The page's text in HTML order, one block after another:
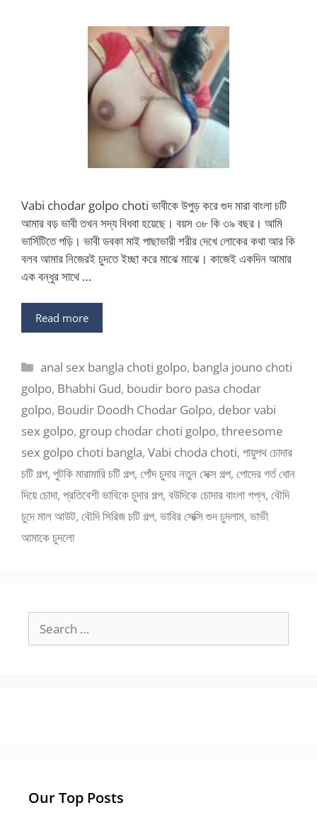
Vabi chodar golpo choti ভাবীকে উপুড় করে গুদ মারা বাংলা চটি
আমার বড় ভাবী তখন সদ্য বিধবা হয়েছে। বয়স ৩৮ কি ৩৯ বছর। আমি
ভার্সিটিতে পড়ি। ভাবী ডবকা মাই পাছাভারী শরীর দেখে লোকের কথা আর কি
বলব আমার নিজেরই চুদতে ইচ্ছা করে মাঝে মাঝে। কাজেই একদিন আমার
এক বন্ধুর সাথে …
Read more
Categories
anal sex bangla choti golpo, bangla jouno choti
golpo, Bhabhi Gud, boudir boro pasa chodar
golpo, Boudir Doodh Chodar Golpo, debor vabi
sex golpo, group chodar choti golpo, threesome
sex golpo choti bangla, Vabi choda choti, পায়ুপথ চোদার
চটি গল্প, পুটকি মারামারি চটি গল্প, পোঁদ চুদার নতুন সেক্স গল্প, পোদের গর্ত ধোন
দিয়ে চোদা, প্রতিবেশী ভাবিকে চুদার গল্প, বউদিকে চোদার বাংলা গপ্ল, বৌদি
চুদে মাল আউট, বৌদি সিরিজ চটি গল্প, ভাবির সেক্সি গুদ চুদলাম, ভাভী
আমাকে চুদলো
for:
Our Top Posts